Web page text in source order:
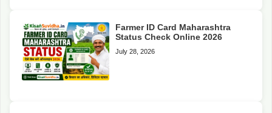
Farmer ID Card Maharashtra
Status Check Online 2026
July 28, 2026